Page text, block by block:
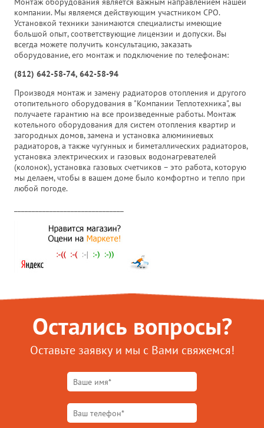
компании. Мы являемся действующим участником СРО.
Установкой техники занимаются специалисты имеющие
большой опыт, соответствующие лицензии и допуски. Вы
всегда можете получить консультацию, заказать
оборудование, его монтаж и подключение по телефонам:
(812) 642-58-74, 642-58-94
Производя монтаж и замену радиаторов отопления и другого
отопительного оборудования в "Компании Теплотехника", вы
получаете гарантию на все произведенные работы. Монтаж
котельного оборудования для систем отопления квартир и
загородных домов, замена и установка алюминиевых
радиаторов, а также чугунных и биметаллических радиаторов,
установка электрических и газовых водонагревателей
(колонок), установка газовых счетчиков – это работа, которую
мы делаем, чтобы в вашем доме было комфортно и тепло при
любой погоде.
Остались вопросы?
Оставьте заявку и мы с Вами свяжемся!